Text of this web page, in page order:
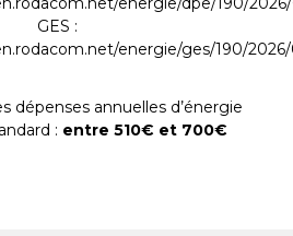
dépenses annuelles d’énergie
: entre 510€ et 700€